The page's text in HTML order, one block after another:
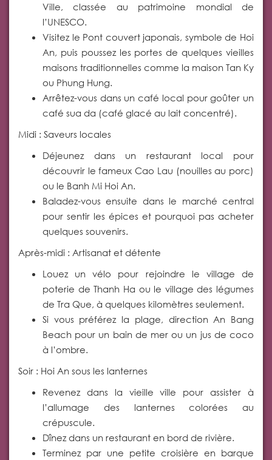
Ville, classée au patrimoine mondial de
l’UNESCO.
Visitez le Pont couvert japonais, symbole de Hoi
An, puis poussez les portes de quelques vieilles
maisons traditionnelles comme la maison Tan Ky
ou Phung Hung.
Arrêtez-vous dans un café local pour goûter un
café sua da (café glacé au lait concentré).
Midi : Saveurs locales
Déjeunez dans un restaurant local pour
découvrir le fameux Cao Lau (nouilles au porc)
ou le Banh Mi Hoi An.
Baladez-vous ensuite dans le marché central
pour sentir les épices et pourquoi pas acheter
quelques souvenirs.
Après-midi : Artisanat et détente
Louez un vélo pour rejoindre le village de
poterie de Thanh Ha ou le village des légumes
de Tra Que, à quelques kilomètres seulement.
Si vous préférez la plage, direction An Bang
Beach pour un bain de mer ou un jus de coco
à l’ombre.
Soir : Hoi An sous les lanternes
Revenez dans la vieille ville pour assister à
l’allumage des lanternes colorées au
crépuscule.
Dînez dans un restaurant en bord de rivière.
Terminez par une petite croisière en barque